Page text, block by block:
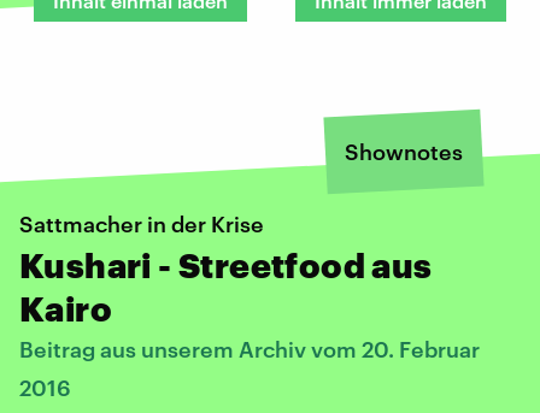
Shownotes
Sattmacher in der Krise
Kushari - Streetfood aus
Kairo
Beitrag aus unserem Archiv vom 20. Februar
2016